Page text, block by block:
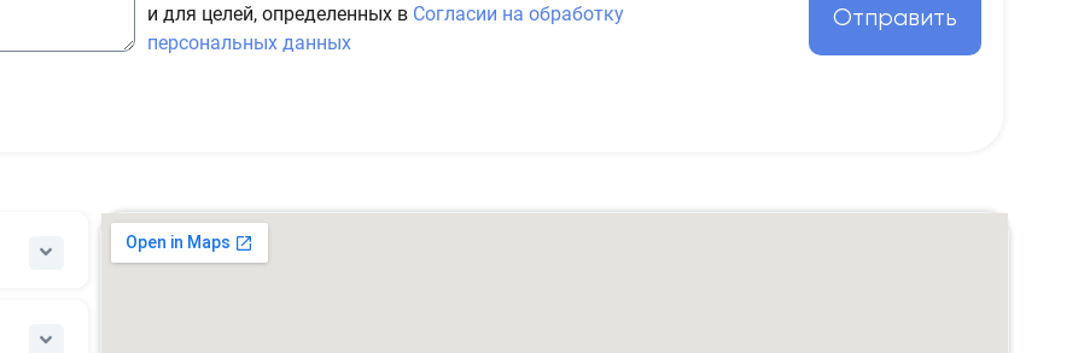
и для целей, определенных в Согласии на обработку
персональных данных
Отправить